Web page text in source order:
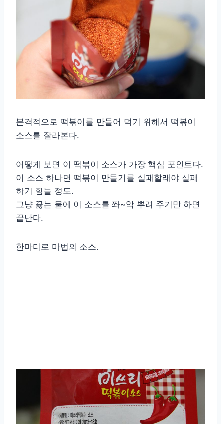
본격적으로 떡볶이를 만들어 먹기 위해서 떡볶이
소스를 잘라본다.
어떻게 보면 이 떡볶이 소스가 가장 핵심 포인트다.
이 소스 하나면 떡볶이 만들기를 실패할래야 실패
하기 힘들 정도.
그냥 끓는 물에 이 소스를 쫘~악 뿌려 주기만 하면
끝난다.
한마디로 마법의 소스.